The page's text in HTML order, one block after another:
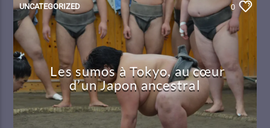
UNCATEGORIZED 0
Les sumos à Tokyo, au cœur
d’un Japon ancestral